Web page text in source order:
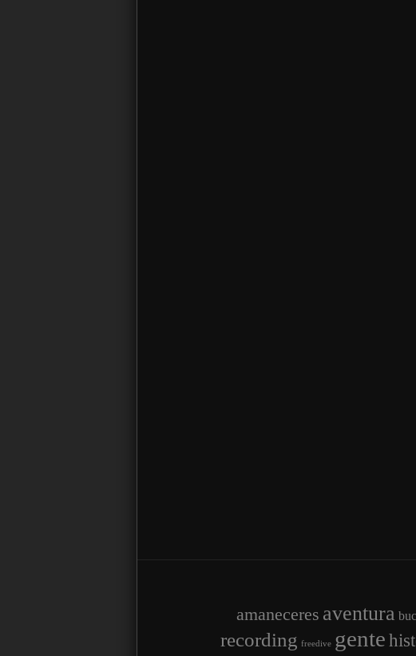
amaneceres aventura
recording freedive gente